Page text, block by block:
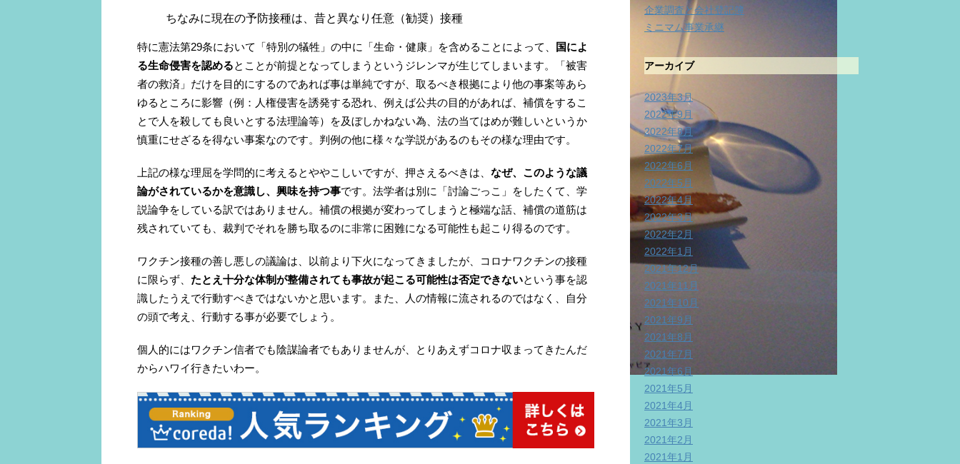
ちなみに現在の予防接種は、昔と異なり任意（勧奨）接種
特に憲法第29条において「特別の犠牲」の中に「生命・健康」を含めることによって、
国によ
る生命侵害を認めるとことが前提となってしまうというジレンマが生じてしまいます。「被害
者の救済」だけを目的にするのであれば事は単純ですが、取るべき根拠により他の事案等あら
ゆるところに影響（例：人権侵害を誘発する恐れ、例えば公共の目的があれば、補償をするこ
とで人を殺しても良いとする法理論等）を及ぼしかねない為、法の当てはめが難しいというか
慎重にせざるを得ない事案なのです。判例の他に様々な学説があるのもその様な理由です。
上記の様な理屈を学問的に考えるとややこしいですが、押さえるべきは、 なぜ、このような議
論がされているかを意識し、興味を持つ事です。法学者は別に「討論ごっこ」をしたくて、学
説論争をしている訳ではありません。補償の根拠が変わってしまうと極端な話、補償の道筋は
残されていても、裁判でそれを勝ち取るのに非常に困難になる可能性も起こり得るのです。
ワクチン接種の善し悪しの議論は、以前より下火になってきましたが、コロナワクチンの接種
に限らず、 たとえ十分な体制が整備されても事故が起こる可能性は否定できないという事を認
識したうえで行動すべきではないかと思います。また、人の情報に流されるのではなく、自分
の頭で考え、行動する事が必要でしょう。
個人的にはワクチン信者でも陰謀論者でもありませんが、とりあえずコロナ収まってきたんだ
からハワイ行きたいわー。
企業調査と会社登記簿
ミニマム事業承継
アーカイブ
2023年3月
2022年9月
2022年8月
2022年7月
2022年6月
2022年5月
2022年4月
2022年3月
2022年2月
2022年1月
2021年12月
2021年11月
2021年10月
2021年9月
2021年8月
2021年7月
2021年6月
2021年5月
2021年4月
2021年3月
2021年2月
2021年1月